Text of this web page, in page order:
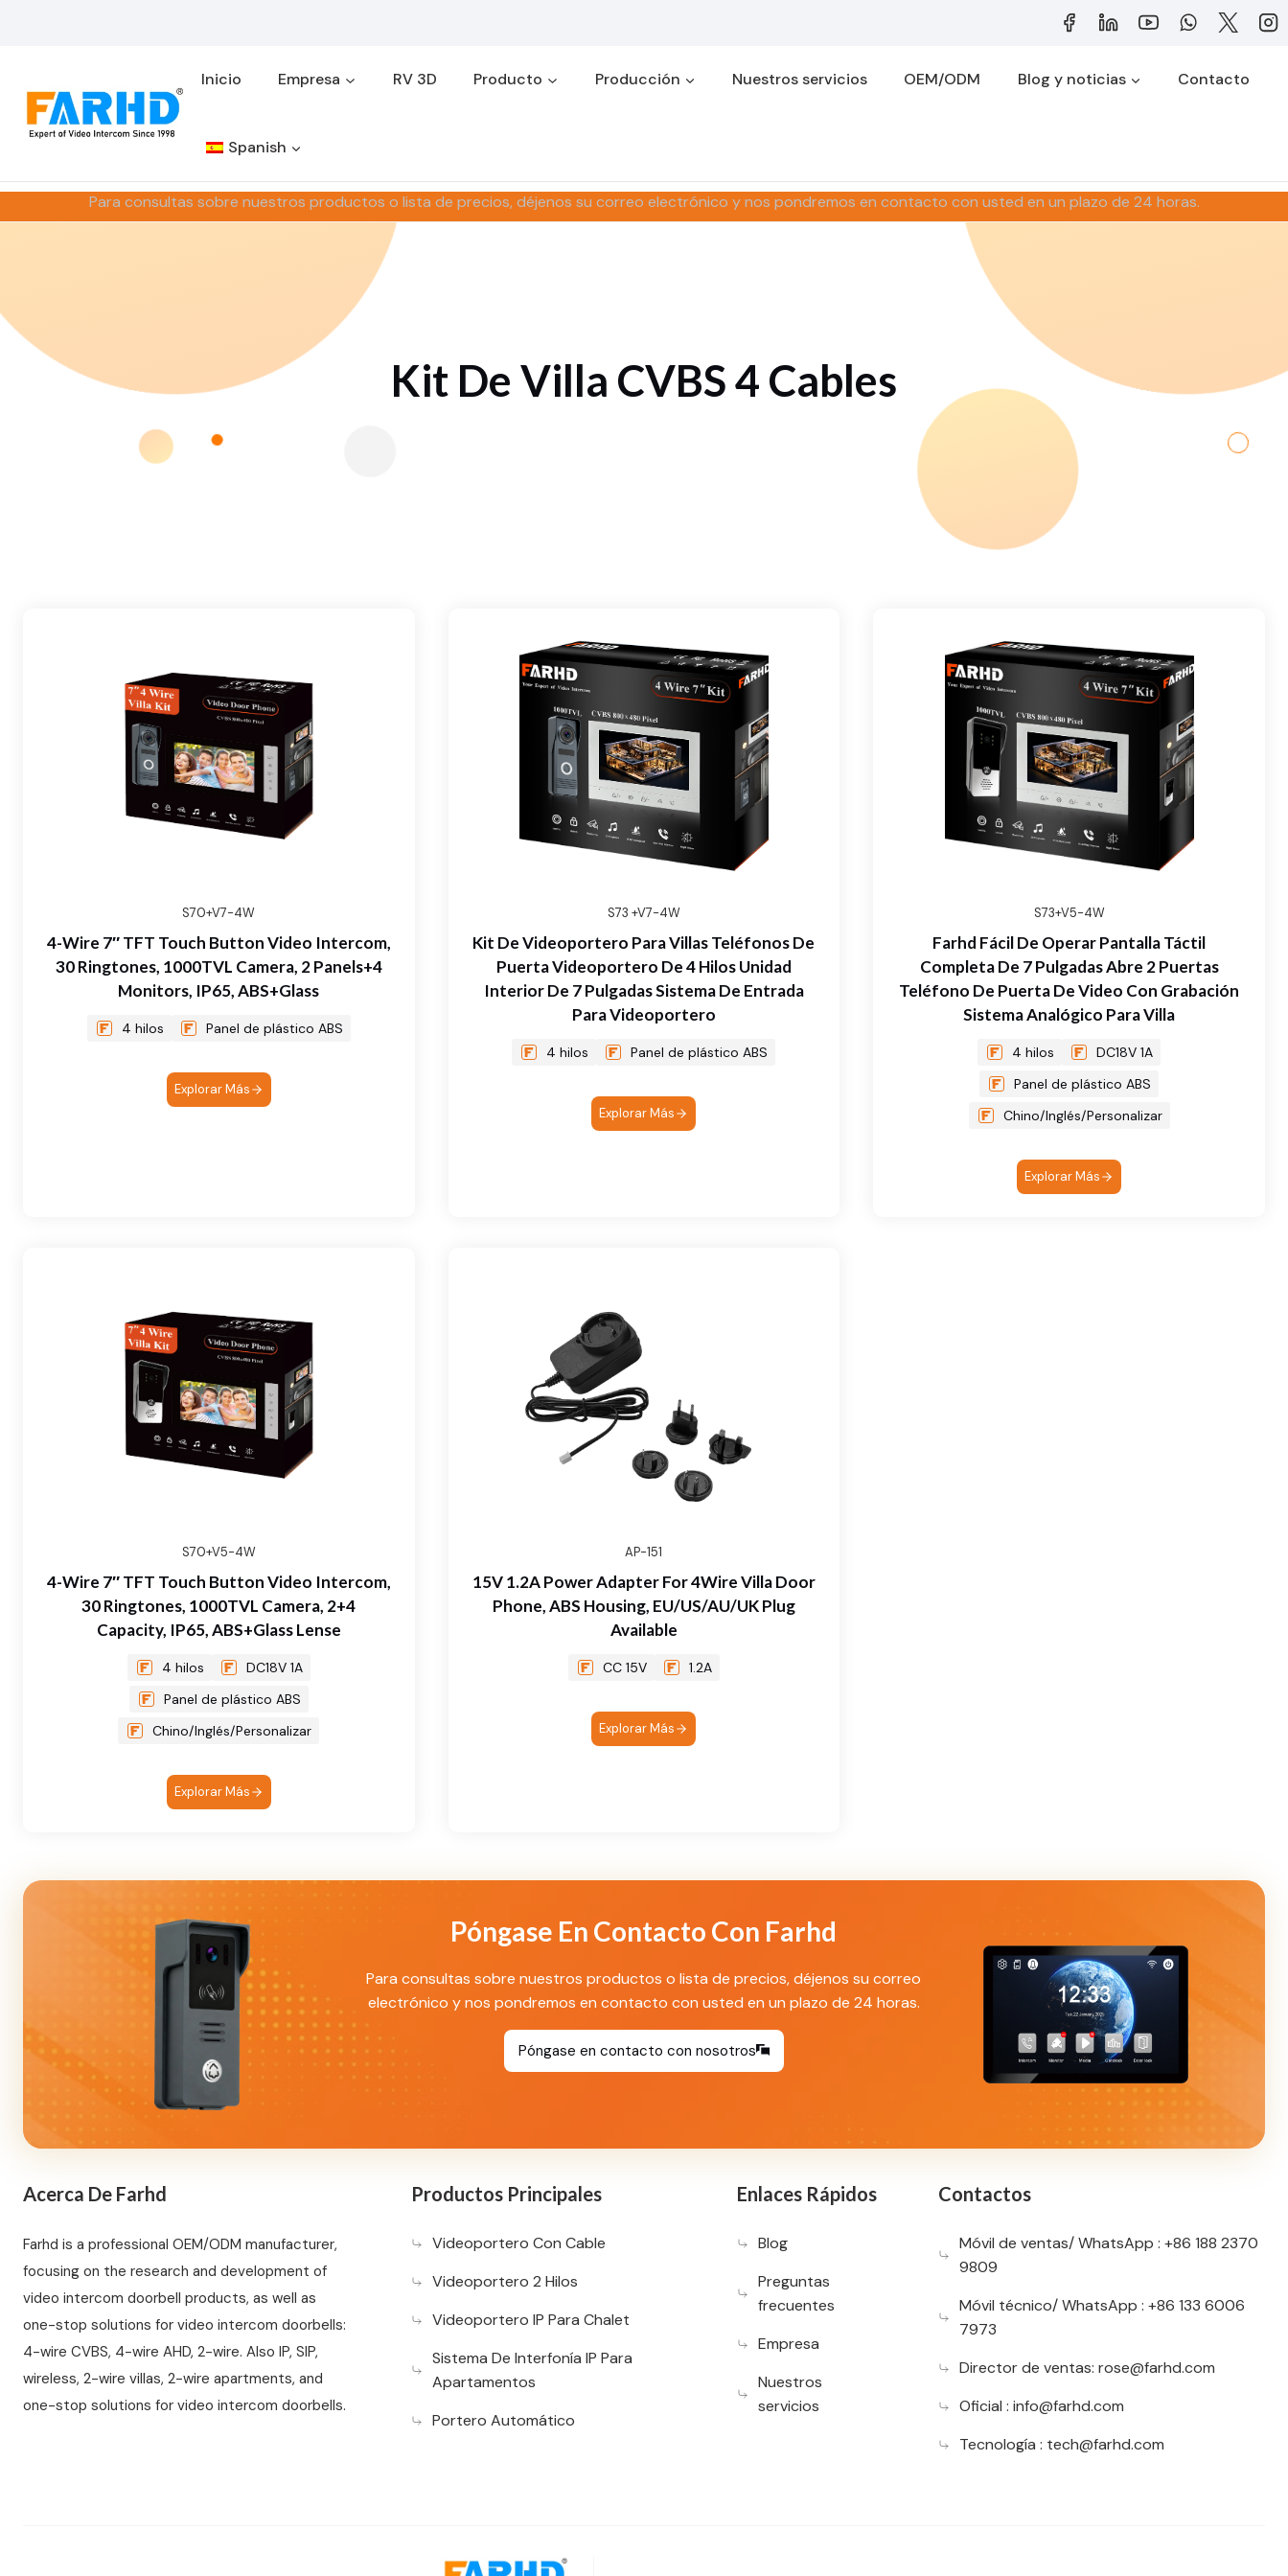
Inicio
Empresa RV 3D Producto Producción Nuestros servicios OEM/ODM Blog y noticias Contacto
Spanish
Para consultas sobre nuestros productos o lista de precios, déjenos su correo electrónico y nos pondremos en contacto con usted en un plazo de 24 horas.
Kit De Villa CVBS 4 Cables
S70+V7-4W
4-Wire 7″ TFT Touch Button Video Intercom,
30 Ringtones, 1000TVL Camera, 2 Panels+4
Monitors, IP65, ABS+Glass
4 hilos Panel de plástico ABS
Explorar Más
S73 +V7-4W
Kit De Videoportero Para Villas Teléfonos De
Puerta Videoportero De 4 Hilos Unidad
Interior De 7 Pulgadas Sistema De Entrada
Para Videoportero
4 hilos Panel de plástico ABS
Explorar Más
S73+V5-4W
Farhd Fácil De Operar Pantalla Táctil
Completa De 7 Pulgadas Abre 2 Puertas
Teléfono De Puerta De Video Con Grabación
Sistema Analógico Para Villa
4 hilos
DC18V 1A
Panel de plástico ABS
Chino/Inglés/Personalizar
Explorar Más
S70+V5-4W
4-Wire 7″ TFT Touch Button Video Intercom,
30 Ringtones, 1000TVL Camera, 2+4
Capacity, IP65, ABS+Glass Lense
4 hilos
DC18V 1A
Panel de plástico ABS
Chino/Inglés/Personalizar
Explorar Más
AP-151
15V 1.2A Power Adapter For 4Wire Villa Door
Phone, ABS Housing, EU/US/AU/UK Plug
Available
CC 15V 1.2A
Explorar Más
Póngase En Contacto Con Farhd
Para consultas sobre nuestros productos o lista de precios, déjenos su correo
electrónico y nos pondremos en contacto con usted en un plazo de 24 horas.
Póngase en contacto con nosotros
Acerca De Farhd
Farhd is a professional OEM/ODM manufacturer,
focusing on the research and development of
video intercom doorbell products, as well as
one-stop solutions for video intercom doorbells:
4-wire CVBS, 4-wire AHD, 2-wire. Also IP, SIP,
wireless, 2-wire villas, 2-wire apartments, and
one-stop solutions for video intercom doorbells.
Productos Principales
Videoportero Con Cable
Videoportero 2 Hilos
Videoportero IP Para Chalet
Sistema De Interfonía IP Para
Apartamentos
Portero Automático
Enlaces Rápidos
Blog
Preguntas
frecuentes
Empresa
Nuestros
servicios
Contactos
Móvil de ventas/ WhatsApp : +86 188 2370
9809
Móvil técnico/ WhatsApp : +86 133 6006
7973
Director de ventas:rose@farhd.com
Oficial :info@farhd.com
Tecnología : tech@farhd.com